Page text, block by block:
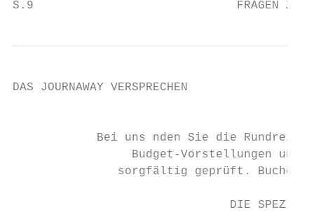
S.9                             FRAGEN ZUR
DAS JOURNAWAY VERSPRECHEN
Bei uns nden Sie die
Budget-Vorstellungen und
sorgfältig geprüft. Buchen
DIE